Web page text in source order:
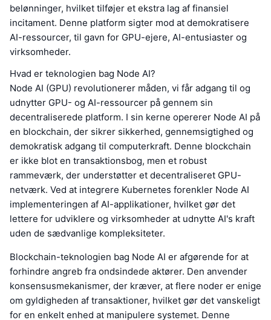
belønninger, hvilket tilføjer et ekstra lag af finansiel
incitament. Denne platform sigter mod at demokratisere
AI-ressourcer, til gavn for GPU-ejere, AI-entusiaster og
virksomheder.
Hvad er teknologien bag Node AI?
Node AI (GPU) revolutionerer måden, vi får adgang til og
udnytter GPU- og AI-ressourcer på gennem sin
decentraliserede platform. I sin kerne opererer Node AI på
en blockchain, der sikrer sikkerhed, gennemsigtighed og
demokratisk adgang til computerkraft. Denne blockchain
er ikke blot en transaktionsbog, men et robust
rammeværk, der understøtter et decentraliseret GPU-
netværk. Ved at integrere Kubernetes forenkler Node AI
implementeringen af AI-applikationer, hvilket gør det
lettere for udviklere og virksomheder at udnytte AI's kraft
uden de sædvanlige kompleksiteter.
Blockchain-teknologien bag Node AI er afgørende for at
forhindre angreb fra ondsindede aktører. Den anvender
konsensusmekanismer, der kræver, at flere noder er enige
om gyldigheden af transaktioner, hvilket gør det vanskeligt
for en enkelt enhed at manipulere systemet. Denne